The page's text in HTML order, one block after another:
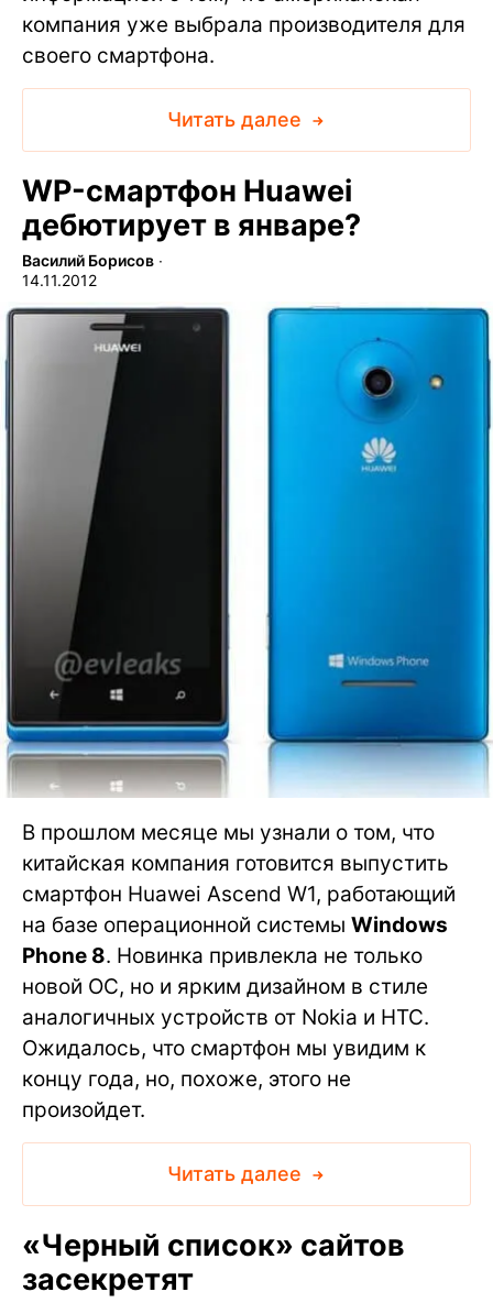
компания уже выбрала производителя для
своего смартфона.
Читать далее
WP-смартфон Huawei
дебютирует в январе?
Василий Борисов ∙
14.11.2012
В прошлом месяце мы узнали о том, что
китайская компания готовится выпустить
смартфон Huawei Ascend W1, работающий
на базе операционной системы Windows
Phone 8. Новинка привлекла не только
новой ОС, но и ярким дизайном в стиле
аналогичных устройств от Nokia и HTC.
Ожидалось, что смартфон мы увидим к
концу года, но, похоже, этого не
произойдет.
Читать далее
«Черный список» сайтов
засекретят